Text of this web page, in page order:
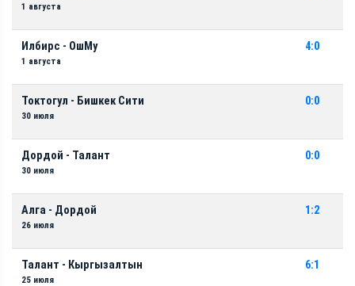
1 августа
Илбирс - ОшМу
1 августа
4:0
Токтогул - Бишкек Сити
30 июля
0:0
Дордой - Талант
30 июля
0:0
Алга - Дордой
26 июля
1:2
Талант - Кыргызалтын
25 июля
6:1